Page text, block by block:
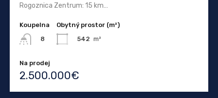
Rogoznica Zentrum: 15 km…
Koupelna
8
Obytný prostor (m²)
542 m²
Na prodej
2.500.000€